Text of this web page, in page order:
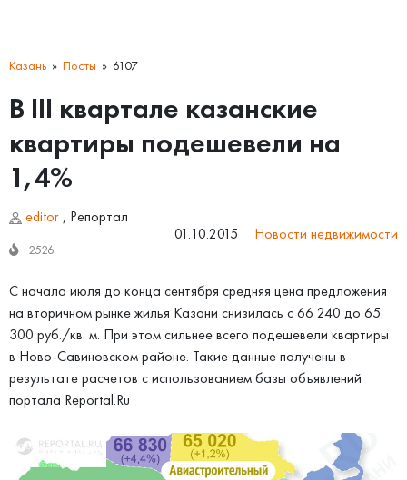
Казань Посты 6107
В III квартале казанские
квартиры подешевели на
1,4%
editor , Репортал
01.10.2015
Новости недвижимости
2526
С начала июля до конца сентября средняя цена предложения
на вторичном рынке жилья Казани снизилась с 66 240 до 65
300 руб./кв. м. При этом сильнее всего подешевели квартиры
в Ново-Савиновском районе. Такие данные получены в
результате расчетов с использованием базы объявлений
портала Reportal.Ru